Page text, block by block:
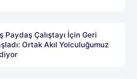
Nisan 2026
Paydaş Çalıştayı İçin Geri
Ortak Akıl Yolculuğumuz